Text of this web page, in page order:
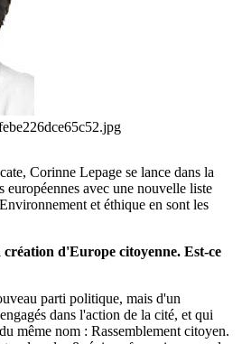
Corinne Lepage se lance dans la
européennes avec une nouvelle liste
et éthique en sont les
d'Europe citoyenne. Est-ce
parti politique, mais d'un
dans l'action de la cité, et qui
même nom : Rassemblement citoyen.